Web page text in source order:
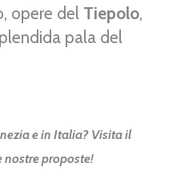
opere del Tiepolo,
pala del
e in Italia? Visita il
nostre proposte!